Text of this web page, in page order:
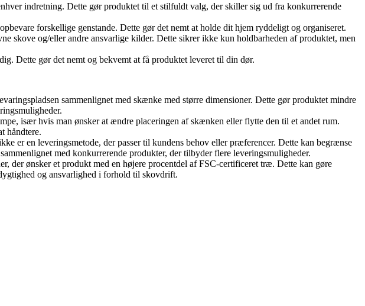
indretning. Dette gør produktet til et stilfuldt valg, der skiller sig ud fra konkurrerende
forskellige genstande. Dette gør det nemt at holde dit hjem ryddeligt og organiseret.
skove og/eller andre ansvarlige kilder. Dette sikrer ikke kun holdbarheden af ​​produktet, men
Dette gør det nemt og bekvemt at få produktet leveret til din dør.
sammenlignet med skænke med større dimensioner. Dette gør produktet mindre
især hvis man ønsker at ændre placeringen af skænken eller flytte den til et andet rum.
håndtere.
er en leveringsmetode, der passer til kundens behov eller præferencer. Dette kan begrænse
med konkurrerende produkter, der tilbyder flere leveringsmuligheder.
der ønsker et produkt med en højere procentdel af FSC-certificeret træ. Dette kan gøre
og ansvarlighed i forhold til skovdrift.